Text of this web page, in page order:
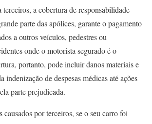
terceiros, a cobertura de responsabilidade
parte das apólices, garante o pagamento
a outros veículos, pedestres ou
onde o motorista segurado é o
portanto, pode incluir danos materiais e
indenização de despesas médicas até ações
parte prejudicada.
causados por terceiros, se o seu carro foi